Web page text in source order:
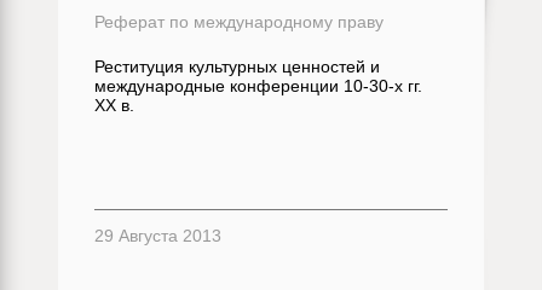
Реферат по международному праву
Реституция культурных ценностей и
международные конференции 10-30-х гг.
XX в.
29 Августа 2013